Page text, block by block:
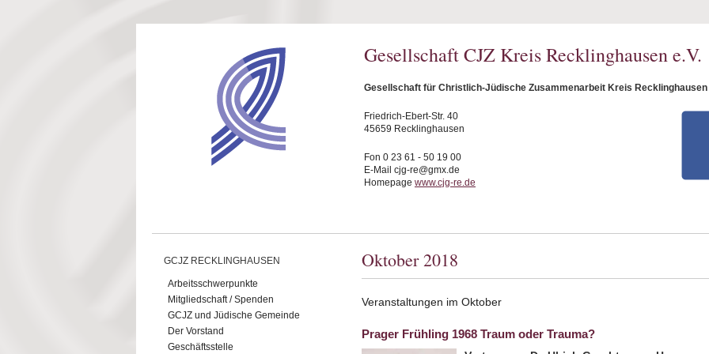
Gesellschaft CJZ Kreis Recklinghausen e.V.
Gesellschaft für Christlich-Jüdische Zusammenarbeit Kreis Recklinghausen
Friedrich-Ebert-Str. 40
45659 Recklinghausen
Fon 0 23 61 - 50 19 00
E-Mail cjg-re@gmx.de
Homepage www.cjg-re.de
GCJZ RECKLINGHAUSEN
Arbeitsschwerpunkte
Mitgliedschaft / Spenden
GCJZ und Jüdische Gemeinde
Der Vorstand
Geschäftsstelle
Oktober 2018
Veranstaltungen im Oktober
Prager Frühling 1968 Traum oder Trauma?